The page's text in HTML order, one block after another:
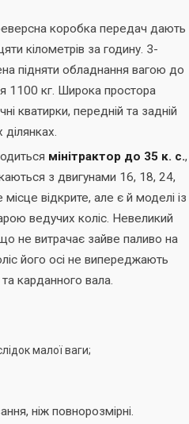
коробка передач дають
кілометрів за годину. 3-
підняти обладнання вагою до
1100 кг. Широка простора
кватирки, передній та задній
мінітрактор до 35 к. с.,
з двигунами 16, 18, 24,
відкрите, але є й моделі із
ведучих коліс. Невеликий
не витрачає зайве паливо на
його осі не випереджають
карданного вала.
малої ваги;
ніж повнорозмірні.